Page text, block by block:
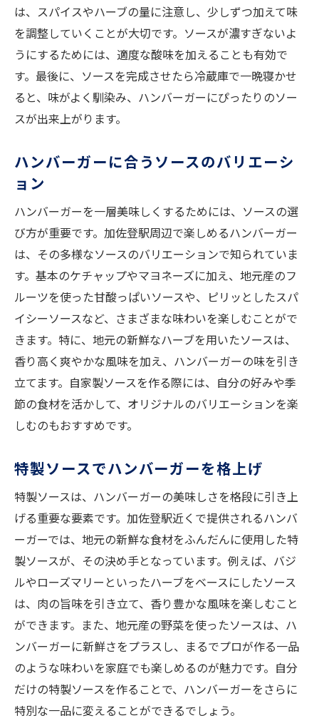
は、スパイスやハーブの量に注意し、少しずつ加えて味
を調整していくことが大切です。ソースが濃すぎないよ
うにするためには、適度な酸味を加えることも有効で
す。最後に、ソースを完成させたら冷蔵庫で一晩寝かせ
ると、味がよく馴染み、ハンバーガーにぴったりのソー
スが出来上がります。
ハンバーガーに合うソースのバリエーシ
ョン
ハンバーガーを一層美味しくするためには、ソースの選
び方が重要です。加佐登駅周辺で楽しめるハンバーガー
は、その多様なソースのバリエーションで知られていま
す。基本のケチャップやマヨネーズに加え、地元産のフ
ルーツを使った甘酸っぱいソースや、ピリッとしたスパ
イシーソースなど、さまざまな味わいを楽しむことがで
きます。特に、地元の新鮮なハーブを用いたソースは、
香り高く爽やかな風味を加え、ハンバーガーの味を引き
立てます。自家製ソースを作る際には、自分の好みや季
節の食材を活かして、オリジナルのバリエーションを楽
しむのもおすすめです。
特製ソースでハンバーガーを格上げ
特製ソースは、ハンバーガーの美味しさを格段に引き上
げる重要な要素です。加佐登駅近くで提供されるハンバ
ーガーでは、地元の新鮮な食材をふんだんに使用した特
製ソースが、その決め手となっています。例えば、バジ
ルやローズマリーといったハーブをベースにしたソース
は、肉の旨味を引き立て、香り豊かな風味を楽しむこと
ができます。また、地元産の野菜を使ったソースは、ハ
ンバーガーに新鮮さをプラスし、まるでプロが作る一品
のような味わいを家庭でも楽しめるのが魅力です。自分
だけの特製ソースを作ることで、ハンバーガーをさらに
特別な一品に変えることができるでしょう。